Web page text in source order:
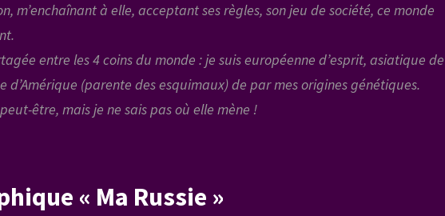
m’enchaînant à elle, acceptant ses règles, son jeu de société, ce monde
entre les 4 coins du monde : je suis européenne d’esprit, asiatique de
(parente des esquimaux) de par mes origines génétiques.
être, mais je ne sais pas où elle mène !
« Ma Russie »